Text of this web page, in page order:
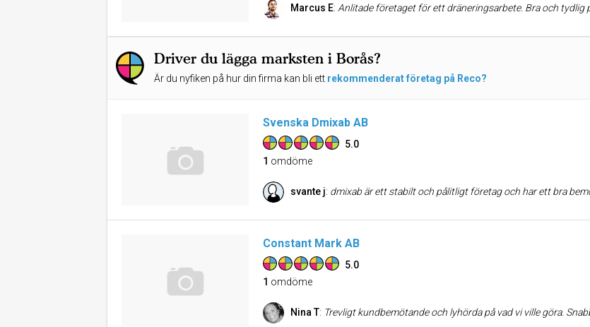
Marcus E: Anlitade företaget för ett dräneringsarbete. Bra och tydlig prissättning. Såväl projektledaren och grävarna brydde sig mer om slutresultatet
Driver du lägga marksten i Borås?
Är du nyfiken på hur din firma kan bli ett rekommenderat företag på Reco?
Svenska Dmixab AB
5.0
1 omdöme
svante j: dmixab är ett stabilt och pålitligt företag och har ett bra
Constant Mark AB
5.0
1 omdöme
Nina T: Trevligt kundbemötande och lyhörda på vad vi ville göra. Snabb återkoppling på offertförfrågan och lätt att komma i